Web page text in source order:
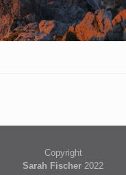
Copyright
Sarah Fischer 2022